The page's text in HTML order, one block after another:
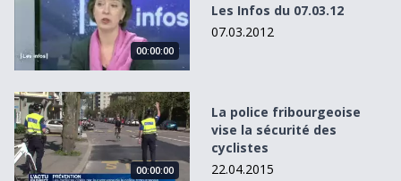
00:00:00
Les Infos du 07.03.12
07.03.2012
La police fribourgeoise vise la sécurité des cyclistes
00:00:00
La police fribourgeoise
vise la sécurité des
cyclistes
22.04.2015